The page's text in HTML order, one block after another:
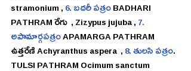
stramonium , 6. బదరీ పత్రం BADHARI
PATHRAM రేగు  , Zizypus jujuba , 7.
అపామార్గపత్రం APAMARGA PATHRAM
ఉత్తరేణి Achyranthus aspera  , 8. తులసి పత్రం.
TULSI PATHRAM Ocimum sanctum